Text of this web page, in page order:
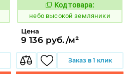
1111406
Код товара:
небо высокой земляники
Цена
9 136 руб./м²
Заказ в 1 клик